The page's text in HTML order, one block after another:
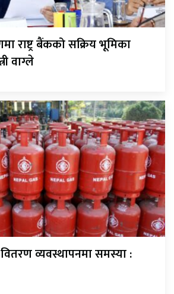
राष्ट्र बैंकको सक्रिय भूमिका
वाग्ले
व्यवस्थापनमा समस्या :